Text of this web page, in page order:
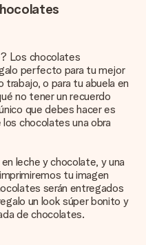
Los chocolates
perfecto para tu mejor
trabajo, o para tu abuela en
no tener un recuerdo
que debes hacer es
chocolates una obra
leche y chocolate, y una
tu imagen
serán entregados
un look súper bonito y
de chocolates.